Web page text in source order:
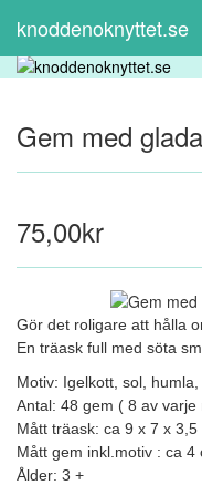
knoddenoknyttet.se
Gem med
75,00kr
Gör det roligare att hålla
En träask full med söta
Motiv: Igelkott, sol,
Antal: 48 gem ( 8 av varje
Mått träask: ca 9 x 7 x 3,5
Mått gem inkl.motiv : ca 4
Ålder: 3 +